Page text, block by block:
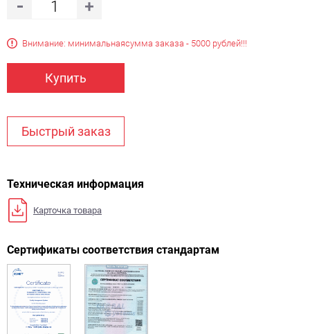
Внимание: минимальнаясумма заказа - 5000 рублей!!!
Купить
Быстрый заказ
Техническая информация
Карточка товара
Сертификаты соответствия стандартам